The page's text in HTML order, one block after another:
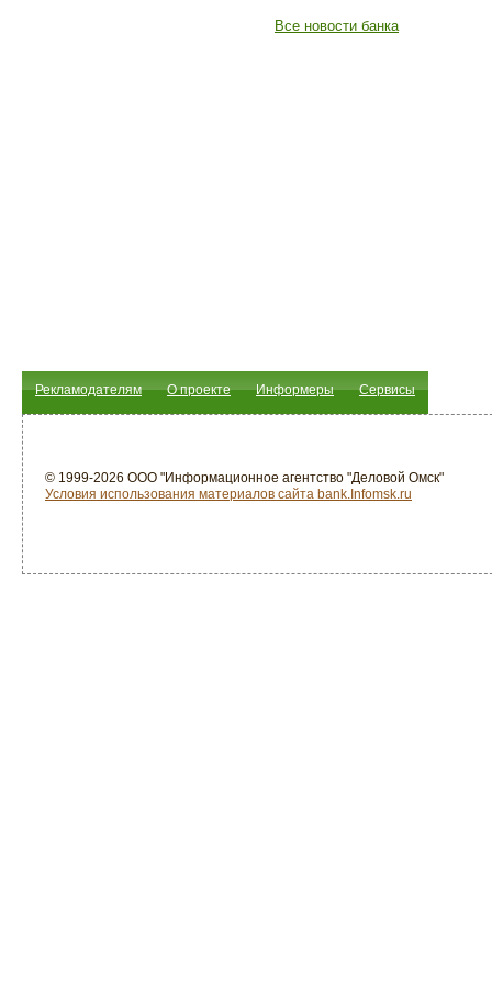
Все новости банка
Рекламодателям О проекте Информеры Сервисы
© 1999-2026 ООО "Информационное агентство "Деловой Омск"
Условия использования материалов сайта bank.Infomsk.ru